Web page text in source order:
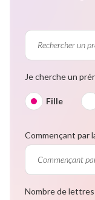
Je cherche un
Fille
Commençant par
Nombre de lettres